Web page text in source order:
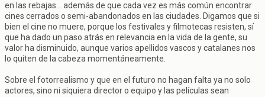
en las rebajas... además de que cada vez es más común encontrar
cines cerrados o semi-abandonados en las ciudades. Digamos que si
bien el cine no muere, porque los festivales y filmotecas resisten, sí
que ha dado un paso atrás en relevancia en la vida de la gente, su
valor ha disminuido, aunque varios apellidos vascos y catalanes nos
lo quiten de la cabeza momentáneamente.
Sobre el fotorrealismo y que en el futuro no hagan falta ya no solo
actores, sino ni siquiera director o equipo y las películas sean